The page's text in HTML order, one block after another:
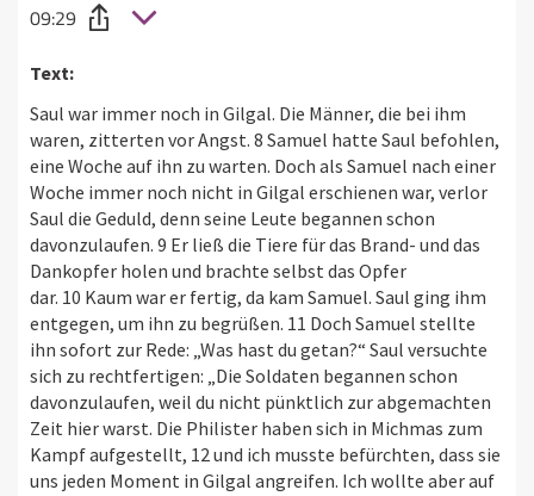
09:29
Text:
Saul war immer noch in Gilgal. Die Männer, die bei ihm
waren, zitterten vor Angst. 8 Samuel hatte Saul befohlen,
eine Woche auf ihn zu warten. Doch als Samuel nach einer
Woche immer noch nicht in Gilgal erschienen war, verlor
Saul die Geduld, denn seine Leute begannen schon
davonzulaufen. 9 Er ließ die Tiere für das Brand- und das
Dankopfer holen und brachte selbst das Opfer
dar. 10 Kaum war er fertig, da kam Samuel. Saul ging ihm
entgegen, um ihn zu begrüßen. 11 Doch Samuel stellte
ihn sofort zur Rede: „Was hast du getan?“ Saul versuchte
sich zu rechtfertigen: „Die Soldaten begannen schon
davonzulaufen, weil du nicht pünktlich zur abgemachten
Zeit hier warst. Die Philister haben sich in Michmas zum
Kampf aufgestellt, 12 und ich musste befürchten, dass sie
uns jeden Moment in Gilgal angreifen. Ich wollte aber auf